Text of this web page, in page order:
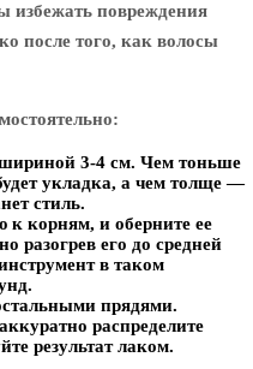
избежать повреждения
после того, как волосы
3-4 см. Чем тоньше
укладка, а чем толще —
стиль.
корням, и оберните ее
разогрев его до средней
в таком
прядями.
распределите
результат лаком.